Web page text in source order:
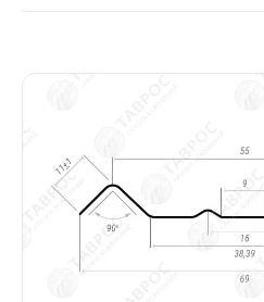
Сваи винтовые
Забор